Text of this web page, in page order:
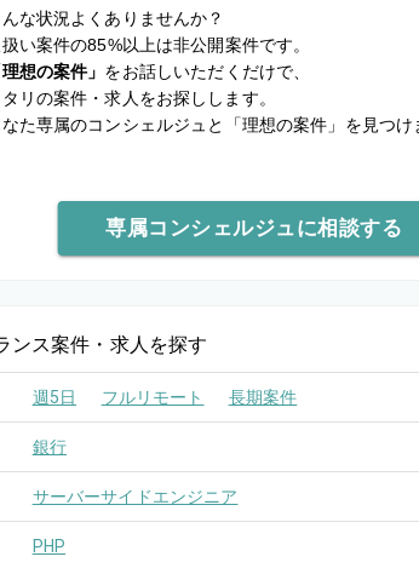
な状況よくありませんか？
い案件の85%以上は非公開案件です。
理想の案件」 をお話しいただくだけで、
リの案件・求人をお探しします。
た専属のコンシェルジュと
「理想の案件」を見つけ
専属コンシェルジュに相談する
ンス案件・求人を探す
週5日 フルリモート 長期案件
銀行
サーバーサイドエンジニア
PHP